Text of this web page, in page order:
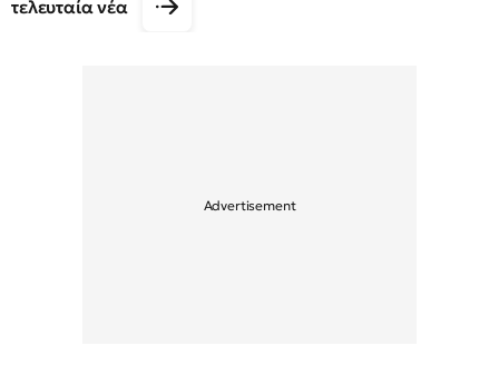
τελευταία νέα